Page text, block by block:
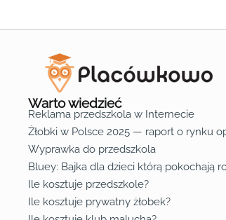
Warto wiedzieć
Reklama przedszkola w Internecie
Żłobki w Polsce 2025 — raport o rynku
Wyprawka do przedszkola
Bluey: Bajka dla dzieci którą pokochają
Ile kosztuje przedszkole?
Ile kosztuje prywatny żłobek?